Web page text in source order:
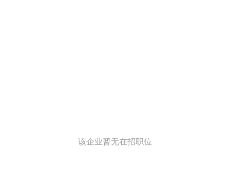
该企业暂无在招职位